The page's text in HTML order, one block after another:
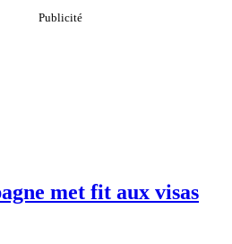
met fit aux visas